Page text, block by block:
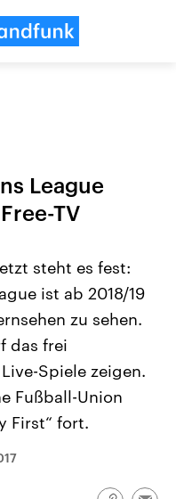
USA
Aktuelle Beiträge,
Hintergründe
Wirtschaftlich und
gehören die Vereinigten
den mächtigsten Ländern
mit großem Einfluss auf
Podcasts
League
TV
steht es fest:
ist ab 2018/19
zu sehen.
das frei
Spiele zeigen.
Fußball-Union
First“ fort.